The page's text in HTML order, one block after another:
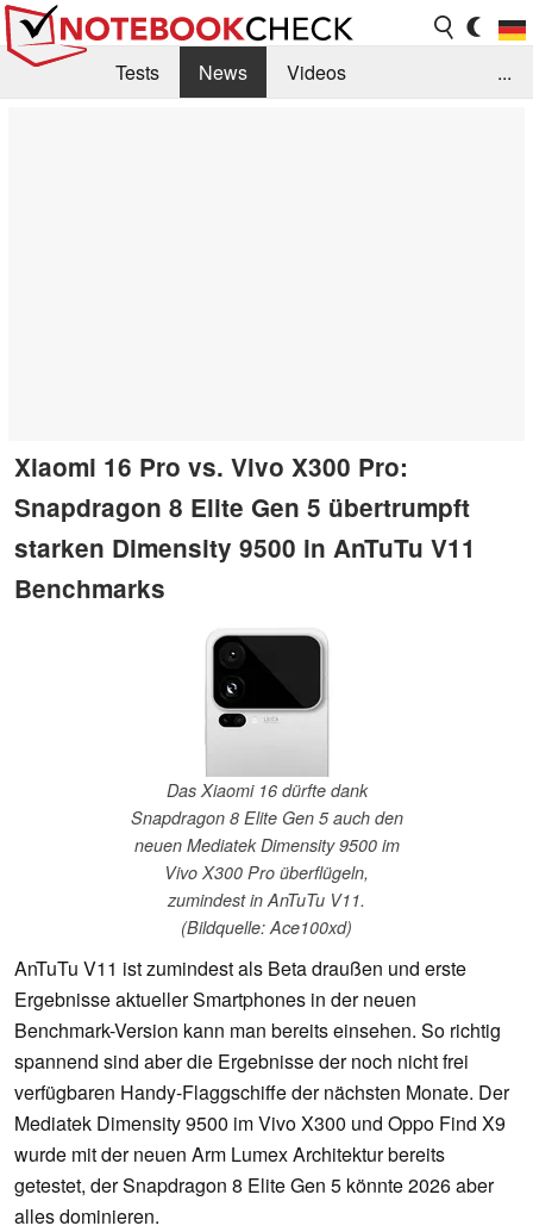
Tests News
Videos
...
Xiaomi 16 Pro vs. Vivo X300 Pro:
Snapdragon 8 Elite Gen 5 übertrumpft
starken Dimensity 9500 in AnTuTu V11
Benchmarks
Das Xiaomi 16 dürfte dank
Snapdragon 8 Elite Gen 5 auch den
neuen Mediatek Dimensity 9500 im
Vivo X300 Pro überflügeln,
zumindest in AnTuTu V11.
(Bildquelle: Ace100xd)
AnTuTu V11 ist zumindest als Beta draußen und erste
Ergebnisse aktueller Smartphones in der neuen
Benchmark-Version kann man bereits einsehen. So richtig
spannend sind aber die Ergebnisse der noch nicht frei
verfügbaren Handy-Flaggschiffe der nächsten Monate. Der
Mediatek Dimensity 9500 im Vivo X300 und Oppo Find X9
wurde mit der neuen Arm Lumex Architektur bereits
getestet, der Snapdragon 8 Elite Gen 5 könnte 2026 aber
alles dominieren.